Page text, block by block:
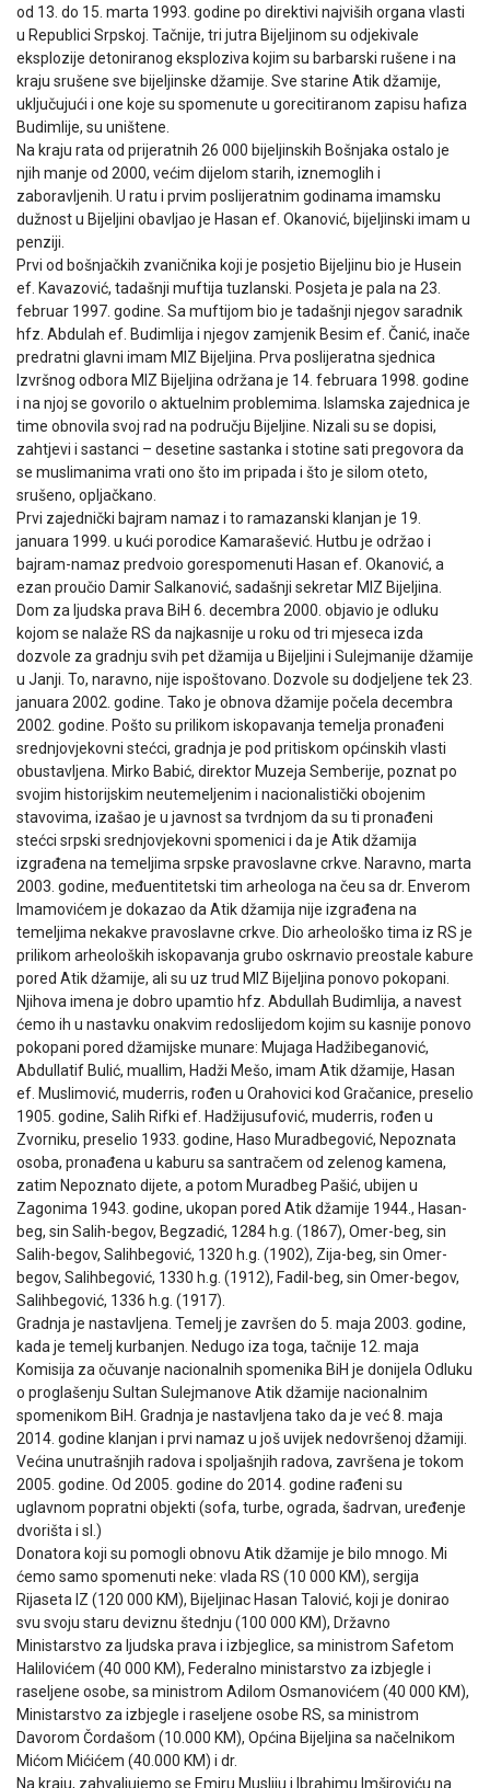
od 13. do 15. marta 1993. godine po direktivi najviših organa vlasti
u Republici Srpskoj. Tačnije, tri jutra Bijeljinom su odjekivale
eksplozije detoniranog eksploziva kojim su barbarski rušene i na
kraju srušene sve bijeljinske džamije. Sve starine Atik džamije,
uključujući i one koje su spomenute u gorecitiranom zapisu hafiza
Budimlije, su uništene.
Na kraju rata od prijeratnih 26 000 bijeljinskih Bošnjaka ostalo je
njih manje od 2000, većim dijelom starih, iznemoglih i
zaboravljenih. U ratu i prvim poslijeratnim godinama imamsku
dužnost u Bijeljini obavljao je Hasan ef. Okanović, bijeljinski imam u
penziji.
Prvi od bošnjačkih zvaničnika koji je posjetio Bijeljinu bio je Husein
ef. Kavazović, tadašnji muftija tuzlanski. Posjeta je pala na 23.
februar 1997. godine. Sa muftijom bio je tadašnji njegov saradnik
hfz. Abdulah ef. Budimlija i njegov zamjenik Besim ef. Čanić, inače
predratni glavni imam MIZ Bijeljina. Prva poslijeratna sjednica
Izvršnog odbora MIZ Bijeljina održana je 14. februara 1998. godine
i na njoj se govorilo o aktuelnim problemima. Islamska zajednica je
time obnovila svoj rad na području Bijeljine. Nizali su se dopisi,
zahtjevi i sastanci – desetine sastanka i stotine sati pregovora da
se muslimanima vrati ono što im pripada i što je silom oteto,
srušeno, opljačkano.
Prvi zajednički bajram namaz i to ramazanski klanjan je 19.
januara 1999. u kući porodice Kamarašević. Hutbu je održao i
bajram-namaz predvoio gorespomenuti Hasan ef. Okanović, a
ezan proučio Damir Salkanović, sadašnji sekretar MIZ Bijeljina.
Dom za ljudska prava BiH 6. decembra 2000. objavio je odluku
kojom se nalaže RS da najkasnije u roku od tri mjeseca izda
dozvole za gradnju svih pet džamija u Bijeljini i Sulejmanije džamije
u Janji. To, naravno, nije ispoštovano. Dozvole su dodjeljene tek 23.
januara 2002. godine. Tako je obnova džamije počela decembra
2002. godine. Pošto su prilikom iskopavanja temelja pronađeni
srednjovjekovni stećci, gradnja je pod pritiskom općinskih vlasti
obustavljena. Mirko Babić, direktor Muzeja Semberije, poznat po
svojim historijskim neutemeljenim i nacionalistički obojenim
stavovima, izašao je u javnost sa tvrdnjom da su ti pronađeni
stećci srpski srednjovjekovni spomenici i da je Atik džamija
izgrađena na temeljima srpske pravoslavne crkve. Naravno, marta
2003. godine, međuentitetski tim arheologa na čeu sa dr. Enverom
Imamovićem je dokazao da Atik džamija nije izgrađena na
temeljima nekakve pravoslavne crkve. Dio arheološko tima iz RS je
prilikom arheoloških iskopavanja grubo oskrnavio preostale kabure
pored Atik džamije, ali su uz trud MIZ Bijeljina ponovo pokopani.
Njihova imena je dobro upamtio hfz. Abdullah Budimlija, a navest
ćemo ih u nastavku onakvim redoslijedom kojim su kasnije ponovo
pokopani pored džamijske munare: Mujaga Hadžibeganović,
Abdullatif Bulić, muallim, Hadži Mešo, imam Atik džamije, Hasan
ef. Muslimović, muderris, rođen u Orahovici kod Gračanice, preselio
1905. godine, Salih Rifki ef. Hadžijusufović, muderris, rođen u
Zvorniku, preselio 1933. godine, Haso Muradbegović, Nepoznata
osoba, pronađena u kaburu sa santračem od zelenog kamena,
zatim Nepoznato dijete, a potom Muradbeg Pašić, ubijen u
Zagonima 1943. godine, ukopan pored Atik džamije 1944., Hasan-
beg, sin Salih-begov, Begzadić, 1284 h.g. (1867), Omer-beg, sin
Salih-begov, Salihbegović, 1320 h.g. (1902), Zija-beg, sin Omer-
begov, Salihbegović, 1330 h.g. (1912), Fadil-beg, sin Omer-begov,
Salihbegović, 1336 h.g. (1917).
Gradnja je nastavljena. Temelj je završen do 5. maja 2003. godine,
kada je temelj kurbanjen. Nedugo iza toga, tačnije 12. maja
Komisija za očuvanje nacionalnih spomenika BiH je donijela Odluku
o proglašenju Sultan Sulejmanove Atik džamije nacionalnim
spomenikom BiH. Gradnja je nastavljena tako da je već 8. maja
2014. godine klanjan i prvi namaz u još uvijek nedovršenoj džamiji.
Većina unutrašnjih radova i spoljašnjih radova, završena je tokom
2005. godine. Od 2005. godine do 2014. godine rađeni su
uglavnom popratni objekti (sofa, turbe, ograda, šadrvan, uređenje
dvorišta i sl.)
Donatora koji su pomogli obnovu Atik džamije je bilo mnogo. Mi
ćemo samo spomenuti neke: vlada RS (10 000 KM), sergija
Rijaseta IZ (120 000 KM), Bijeljinac Hasan Talović, koji je donirao
svu svoju staru deviznu štednju (100 000 KM), Državno
Ministarstvo za ljudska prava i izbjeglice, sa ministrom Safetom
Halilovićem (40 000 KM), Federalno ministarstvo za izbjegle i
raseljene osobe, sa ministrom Adilom Osmanovićem (40 000 KM),
Ministarstvo za izbjegle i raseljene osobe RS, sa ministrom
Davorom Čordašom (10.000 KM), Općina Bijeljina sa načelnikom
Mićom Mićićem (40.000 KM) i dr.
Na kraju, zahvaljujemo se Emiru Musliju i Ibrahimu Imširoviću na